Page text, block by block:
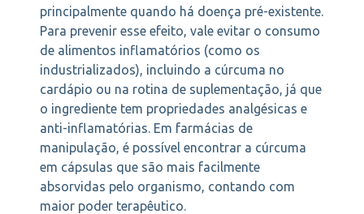
principalmente quando há doença pré-existente.
Para prevenir esse efeito, vale evitar o consumo
de alimentos inflamatórios (como os
industrializados), incluindo a cúrcuma no
cardápio ou na rotina de suplementação, já que
o ingrediente tem propriedades analgésicas e
anti-inflamatórias. Em farmácias de
manipulação, é possível encontrar a cúrcuma
em cápsulas que são mais facilmente
absorvidas pelo organismo, contando com
maior poder terapêutico.